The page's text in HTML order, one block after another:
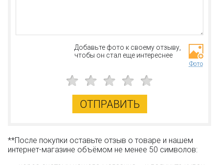
Новые акции и конкурсы каждый месяц;
Качественные конструкторы и другие игрушки по
Остались вопросы?Посмотрите раздел:
Добавьте фото к своему отзыву,
чтобы он стал еще интереснее
Фото
ОТПРАВИТЬ
**После покупки оставьте отзыв о товаре и нашем
интернет-магазине объёмом не менее 50 символов: